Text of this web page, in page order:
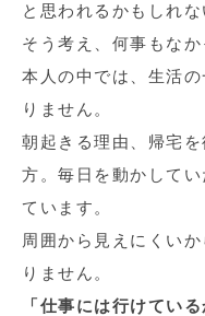
と思われるかもしれな
そう考え、何事もな
本人の中では、生活
りません。
朝起きる理由、帰宅
方。毎日を動かして
ています。
周囲から見えにくい
りません。
「仕事には行けてい